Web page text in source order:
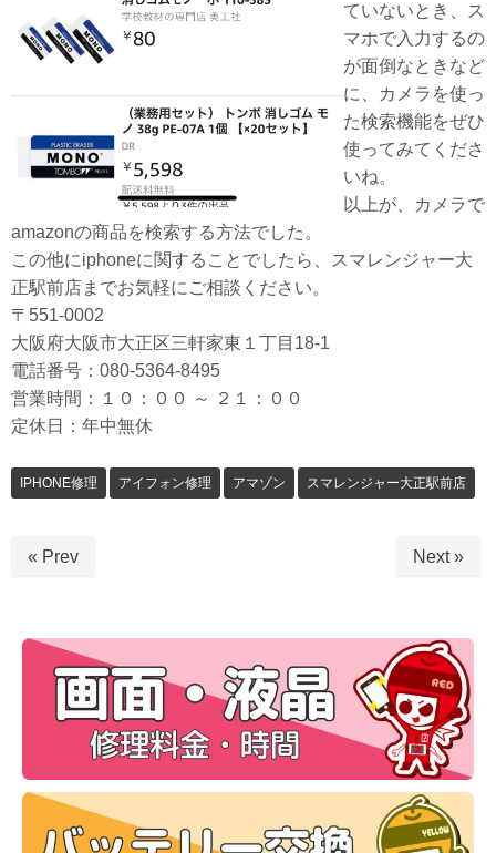
ていないとき、ス
マホで入力するの
が面倒なときなど
に、カメラを使っ
た検索機能をぜひ
使ってみてくださ
いね。
以上が、カメラで
amazonの商品を検索する方法でした。
この他にiphoneに関することでしたら、スマレンジャー大
正駅前店までお気軽にご相談ください。
〒551-0002
大阪府大阪市大正区三軒家東１丁目18-1
電話番号：080-5364-8495
営業時間：１０：００ ～ ２１：００
定休日：年中無休
IPHONE修理 アイフォン修理 アマゾン スマレンジャー大正駅前店
« Prev Next »